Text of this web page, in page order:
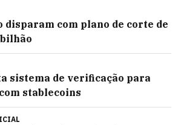
disparam com plano de corte de
bilhão
sistema de verificação para
stablecoins